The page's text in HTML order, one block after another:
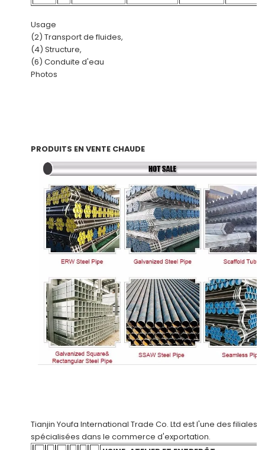
Usage
(2) Transport de fluides,
(4) Structure,
(6) Conduite d'eau
Photos
PRODUITS EN VENTE CHAUDE
Tianjin Youfa International Trade Co. Ltd est l'une des filiales
spécialisées dans le commerce d'exportation.